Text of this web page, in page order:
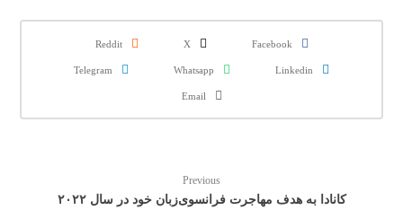
Facebook
X
Reddit
Linkedin
Whatsapp
Telegram
Email
Previous
کانادا به هدف مهاجرت فرانسوی‌زبان خود در سال ۲۰۲۲